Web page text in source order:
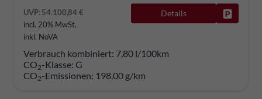
UVP:54.100,84 €
incl. 20% MwSt.
inkl. NoVA
Details
Verbrauch kombiniert: 7,80 l/100km
CO2-Klasse: G
CO2-Emissionen: 198,00 g/km